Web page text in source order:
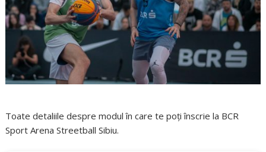
Toate detaliile despre modul în care te poți înscrie la BCR
Sport Arena Streetball Sibiu.